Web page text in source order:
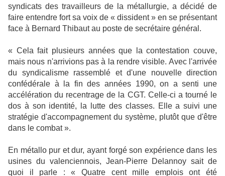
syndicats des travailleurs de la métallurgie, a décidé de
faire entendre fort sa voix de « dissident » en se présentant
face à Bernard Thibaut au poste de secrétaire général.
« Cela fait plusieurs années que la contestation couve,
mais nous n'arrivions pas à la rendre visible. Avec l'arrivée
du syndicalisme rassemblé et d'une nouvelle direction
confédérale à la fin des années 1990, on a senti une
accélération du recentrage de la CGT. Celle-ci a tourné le
dos à son identité, la lutte des classes. Elle a suivi une
stratégie d'accompagnement du système, plutôt que d'être
dans le combat ».
En métallo pur et dur, ayant forgé son expérience dans les
usines du valenciennois, Jean-Pierre Delannoy sait de
quoi il parle : « Quatre cent mille emplois ont été